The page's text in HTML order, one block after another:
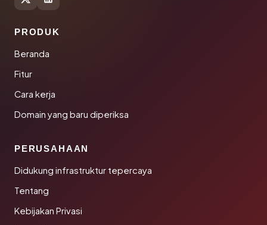
PRODUK
Beranda
Fitur
Cara kerja
Domain yang baru diperiksa
PERUSAHAAN
Didukung infrastruktur tepercaya
Tentang
Kebijakan Privasi